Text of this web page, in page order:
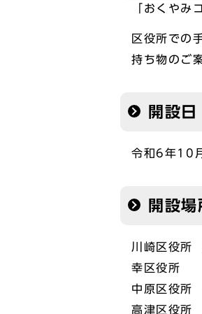
「おくやみ
区役所での
持ち物のご
開設日
令和6年10
開設場
川崎区役
幸区役所
中原区役
高津区役